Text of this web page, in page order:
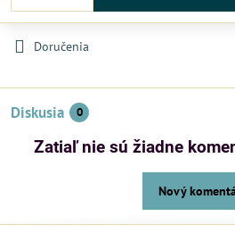
Doručenia
Diskusia 0
Zatiaľ nie sú žiadne
Nový